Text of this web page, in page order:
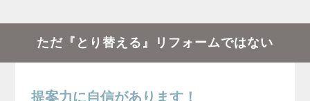
ただ『とり替える』リフォームではない
提案力に自信があります！